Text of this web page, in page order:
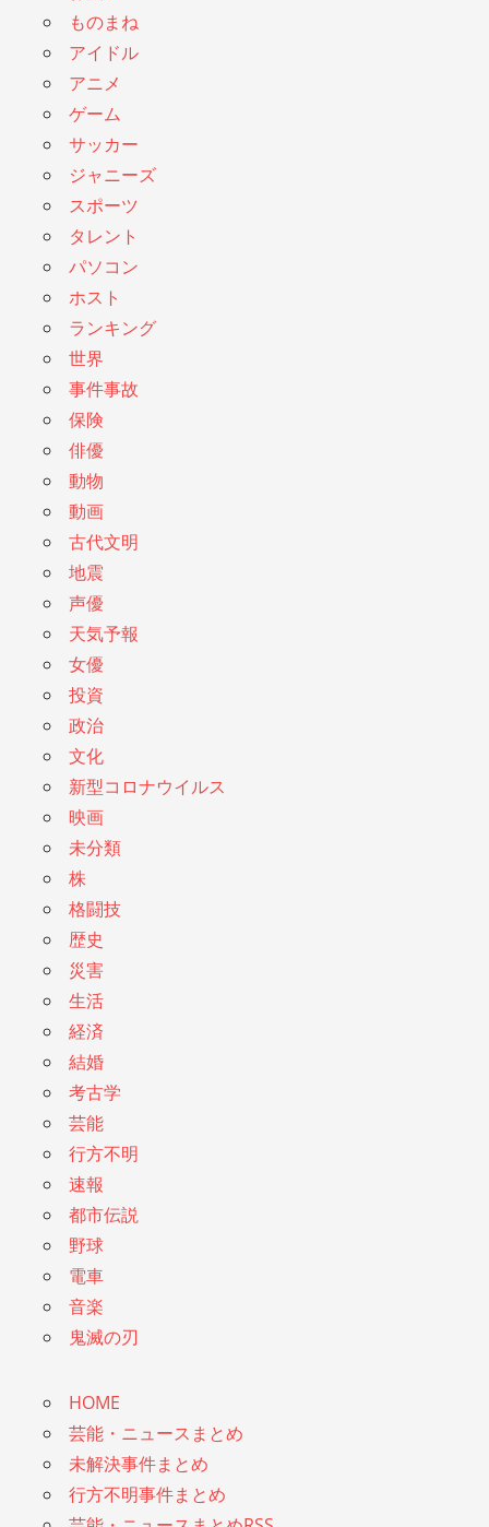
ものまね
アイドル
アニメ
ゲーム
サッカー
ジャニーズ
スポーツ
タレント
パソコン
ホスト
ランキング
世界
事件事故
保険
俳優
動物
動画
古代文明
地震
声優
天気予報
女優
投資
政治
文化
新型コロナウイルス
映画
未分類
株
格闘技
歴史
災害
生活
経済
結婚
考古学
芸能
行方不明
速報
都市伝説
野球
電車
音楽
鬼滅の刃
HOME
芸能・ニュースまとめ
未解決事件まとめ
行方不明事件まとめ